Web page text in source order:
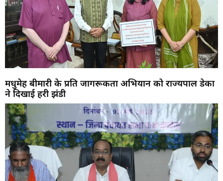
मधुमेह बीमारी के प्रति जागरूकता अभियान को राज्यपाल डेका
ने दिखाई हरी झंडी